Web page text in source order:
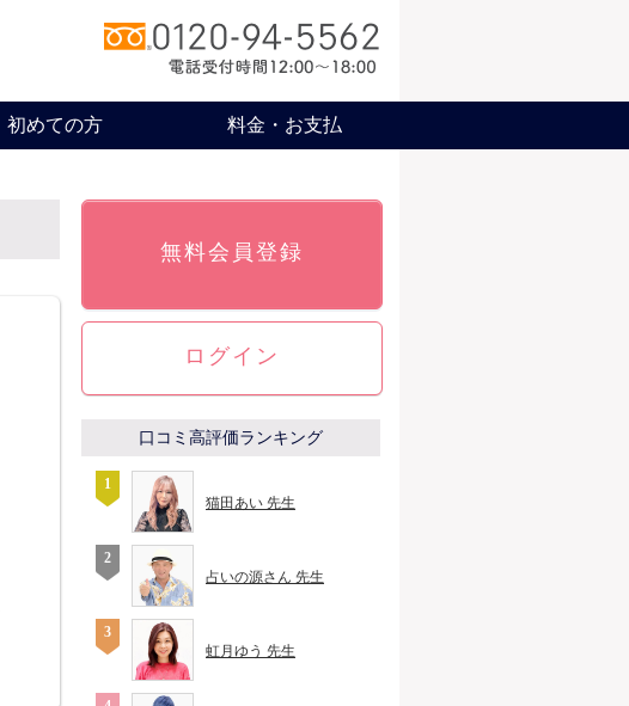
初めての方 料金・お支払
無料会員登録
ログイン
口コミ高評価ランキング
猫田あい 先生
占いの源さん 先生
虹月ゆう 先生